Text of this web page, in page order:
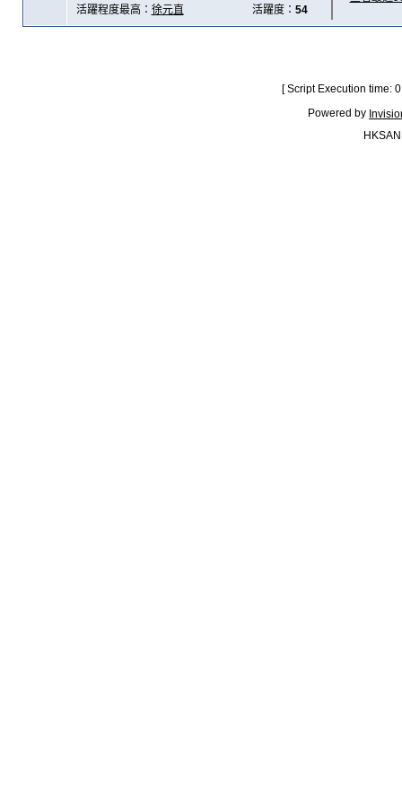
活躍程度最高： 徐元直 活躍度： 54
[ Script Execution time:
Powered by